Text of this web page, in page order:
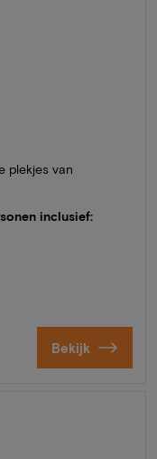
plekjes van
inclusief:
Bekijk